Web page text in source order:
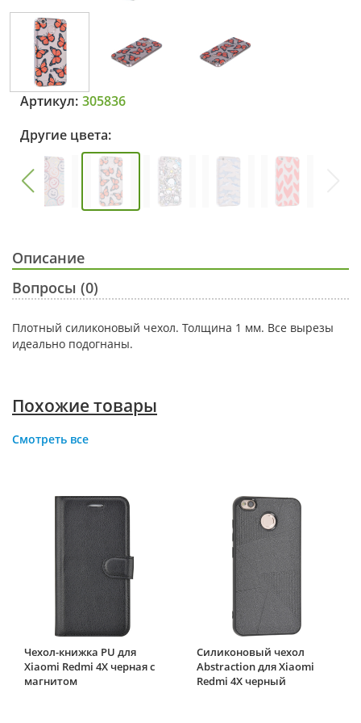
Артикул: 305836
Другие цвета:
Описание
Вопросы (0)
Плотный силиконовый чехол. Толщина 1 мм. Все вырезы
идеально подогнаны.
Похожие товары
Смотреть все
Чехол-книжка PU для
Xiaomi Redmi 4X черная с
магнитом
Силиконовый чехол
Abstraction для Xiaomi
Redmi 4X черный